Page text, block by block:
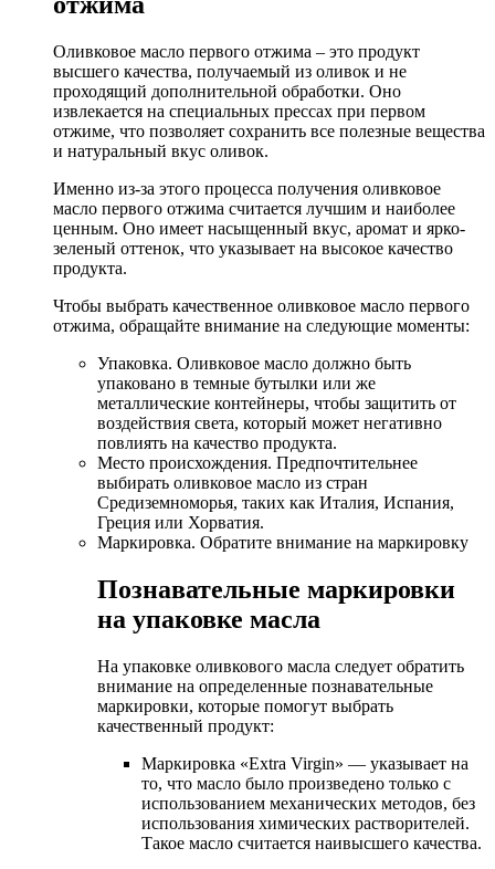
Оливковое масло первого отжима – это продукт
высшего качества, получаемый из оливок и не
проходящий дополнительной обработки. Оно
извлекается на специальных прессах при первом
отжиме, что позволяет сохранить все полезные вещества
и натуральный вкус оливок.
Именно из-за этого процесса получения оливковое
масло первого отжима считается лучшим и наиболее
ценным. Оно имеет насыщенный вкус, аромат и ярко-
зеленый оттенок, что указывает на высокое качество
продукта.
Чтобы выбрать качественное оливковое масло первого
отжима, обращайте внимание на следующие моменты:
Упаковка. Оливковое масло должно быть
упаковано в темные бутылки или же
металлические контейнеры, чтобы защитить от
воздействия света, который может негативно
повлиять на качество продукта.
Место происхождения. Предпочтительнее
выбирать оливковое масло из стран
Средиземноморья, таких как Италия, Испания,
Греция или Хорватия.
Маркировка. Обратите внимание на маркировку
Познавательные маркировки
на упаковке масла
На упаковке оливкового масла следует обратить
внимание на определенные познавательные
маркировки, которые помогут выбрать
качественный продукт:
Маркировка «Extra Virgin» — указывает на
то, что масло было произведено только с
использованием механических методов, без
использования химических растворителей.
Такое масло считается наивысшего качества.